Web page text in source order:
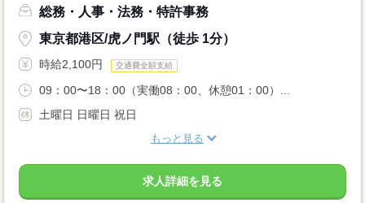
総務・人事・法務・特許事務
東京都港区/虎ノ門駅（徒歩 1分）
時給2,100円 交通費全額支給
09：00〜18：00（実働08：00、休憩01：00）...
土曜日 日曜日 祝日
もっと見る
求人詳細を見る